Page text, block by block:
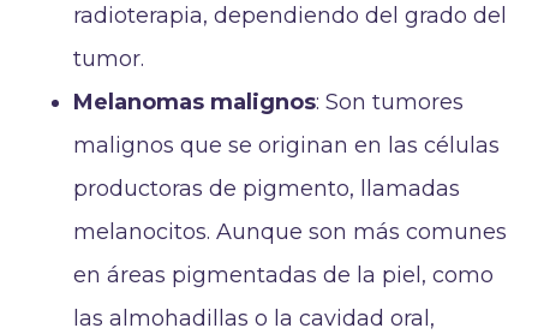
radioterapia, dependiendo del grado del
tumor.
Melanomas malignos: Son tumores
malignos que se originan en las células
productoras de pigmento, llamadas
melanocitos. Aunque son más comunes
en áreas pigmentadas de la piel, como
las almohadillas o la cavidad oral,